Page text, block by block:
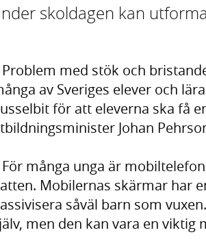
skoldagen kan
Problem med stök och
av Sveriges elever och
för att eleverna ska få
Johan
För många unga är
Mobilernas skärmar har
såväl barn som
men den kan vara en